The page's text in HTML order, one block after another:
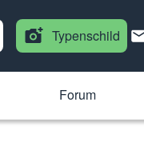
Typenschild
Forum